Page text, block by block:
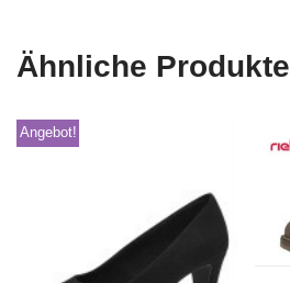
Ähnliche Produkte
Angebot!